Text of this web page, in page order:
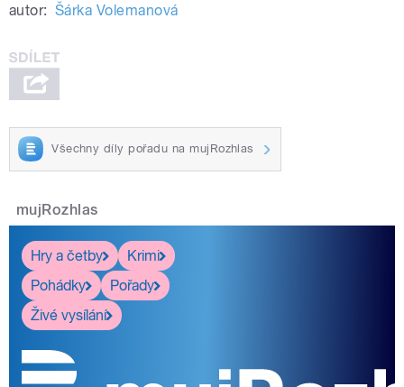
autor: Šárka Volemanová
Všechny díly pořadu na mujRozhlas
mujRozhlas
Hry a četby
Krimi
Pohádky
Pořady
Živé vysílání